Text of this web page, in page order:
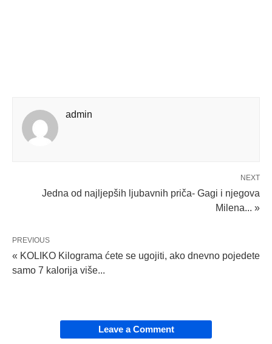
admin
NEXT
Jedna od najljepših ljubavnih priča- Gagi i njegova
Milena... »
PREVIOUS
« KOLIKO Kilograma ćete se ugojiti, ako dnevno pojedete
samo 7 kalorija više...
Leave a Comment